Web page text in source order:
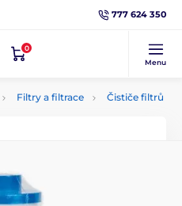
777 624 350
0
Menu
Filtry a filtrace Čističe filtrů